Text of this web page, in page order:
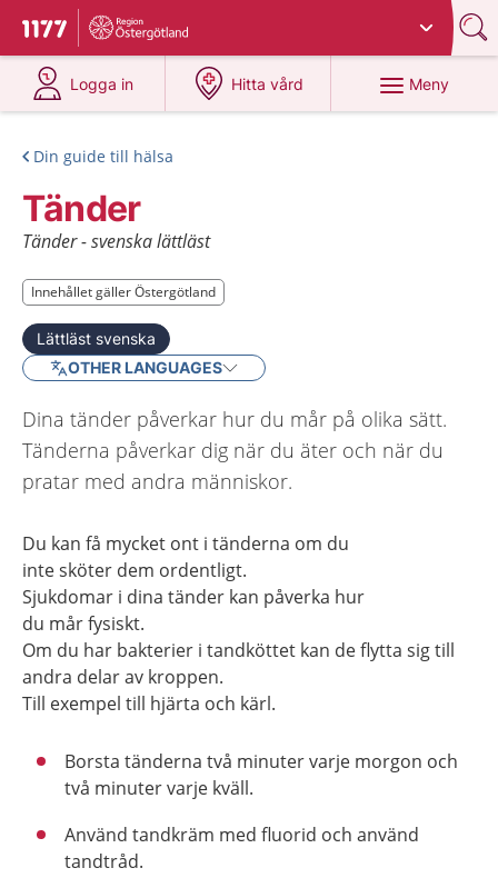
Till startsidan för 1177
Du har valt region
Logga in
på 1177.se
Hitta vård
på 1177.se
Meny
Din guide till hälsa
Tänder
Tänder - svenska lättläst
Innehållet gäller Östergötland
Innehållet gäller Östergötland
Lättläst svenska
OTHER LANGUAGES
Dina tänder påverkar hur du mår på olika sätt.
Tänderna påverkar dig när du äter och när du
pratar med andra människor.
Du kan få mycket ont i tänderna om du
inte sköter dem ordentligt.
Sjukdomar i dina tänder kan påverka hur
du mår fysiskt.
Om du har bakterier i tandköttet kan de flytta sig till
andra delar av kroppen.
Till exempel till hjärta och kärl.
Borsta tänderna två minuter varje morgon och
två minuter varje kväll.
Använd tandkräm med fluorid och använd
tandtråd.